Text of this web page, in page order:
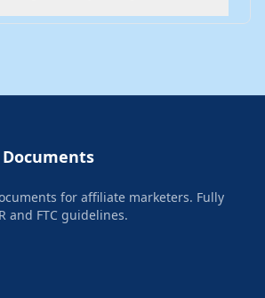
Documents
for affiliate marketers. Fully
and FTC guidelines.